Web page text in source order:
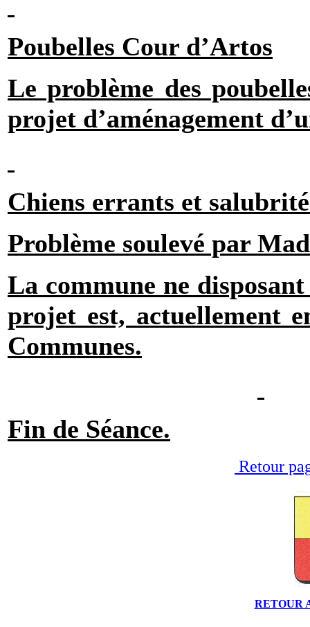
Poubelles Cour d’Artos
Le problème des
projet d’aménagement
Chiens errants et
Problème soulevé par
La commune ne
projet est, actuellement
Communes.
Fin de Séance.
Retour
RETOUR